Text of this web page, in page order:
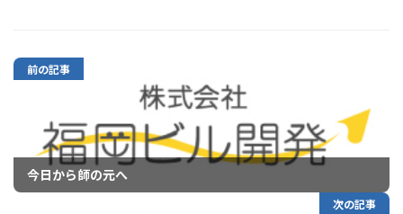
前の記事
今日から師の元へ
次の記事